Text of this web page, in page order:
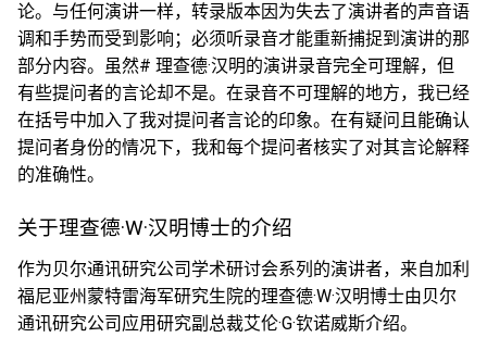
论。与任何演讲一样，转录版本因为失去了演讲者的声音语
调和手势而受到影响；必须听录音才能重新捕捉到演讲的那
部分内容。虽然# 理查德·汉明的演讲录音完全可理解，但
有些提问者的言论却不是。在录音不可理解的地方，我已经
在括号中加入了我对提问者言论的印象。在有疑问且能确认
提问者身份的情况下，我和每个提问者核实了对其言论解释
的准确性。
关于理查德·W·汉明博士的介绍
作为贝尔通讯研究公司学术研讨会系列的演讲者，来自加利
福尼亚州蒙特雷海军研究生院的理查德·W·汉明博士由贝尔
通讯研究公司应用研究副总裁艾伦·G·钦诺威斯介绍。